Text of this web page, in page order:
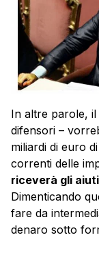
In altre parole,
difensori –
miliardi di euro
correnti delle
riceverà gli
Dimenticando
fare da
denaro sotto